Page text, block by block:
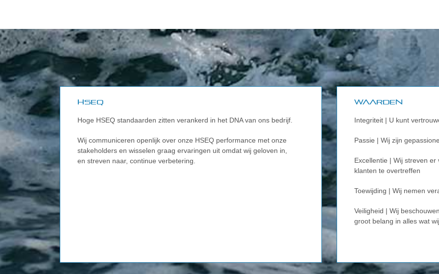
HSEQ
Hoge HSEQ standaarden zitten verankerd in het DNA van ons bedrijf.
Wij communiceren openlijk over onze HSEQ performance met onze
stakeholders en wisselen graag ervaringen uit omdat wij geloven in,
en streven naar, continue verbetering.
Waarden
Integriteit | U kunt
Passie | Wij zijn
Excellentie | Wij streven
klanten te overtreffen
Toewijding | Wij nemen
Veiligheid | Wij
groot belang in alles wat